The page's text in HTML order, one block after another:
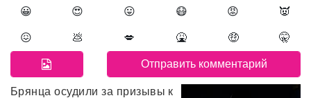
😀 😍 😛 😷 😡 👿
😖 💩 💋 🤮 🤑 🤫
Брянца осудили за призывы к